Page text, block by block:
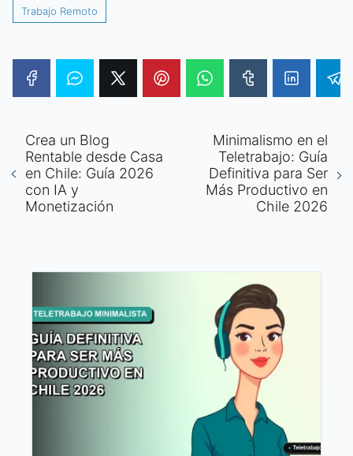
Trabajo Remoto
Crea un Blog
Rentable desde Casa
en Chile: Guía 2026
con IA y
Monetización
Minimalismo en el
Teletrabajo: Guía
Definitiva para Ser
Más Productivo en
Chile 2026